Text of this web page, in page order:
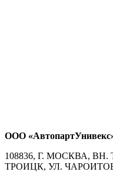
ООО
108836, Г. МОСКВА,
ТРОИЦК, УЛ.